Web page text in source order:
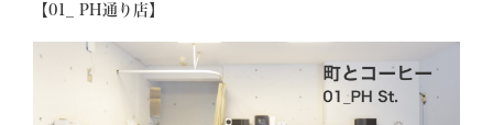
【01_ PH通り店】